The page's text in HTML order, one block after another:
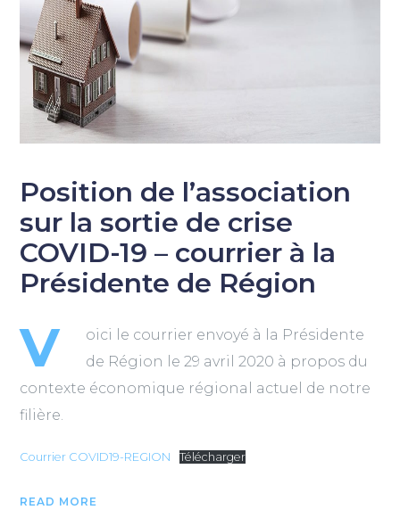
Position de l’association
sur la sortie de crise
COVID-19 – courrier à la
Présidente de Région
V
oici le courrier envoyé à la Présidente
de Région le 29 avril 2020 à propos du
contexte économique régional actuel de notre
filière.
Courrier COVID19-REGION Télécharger
READ MORE